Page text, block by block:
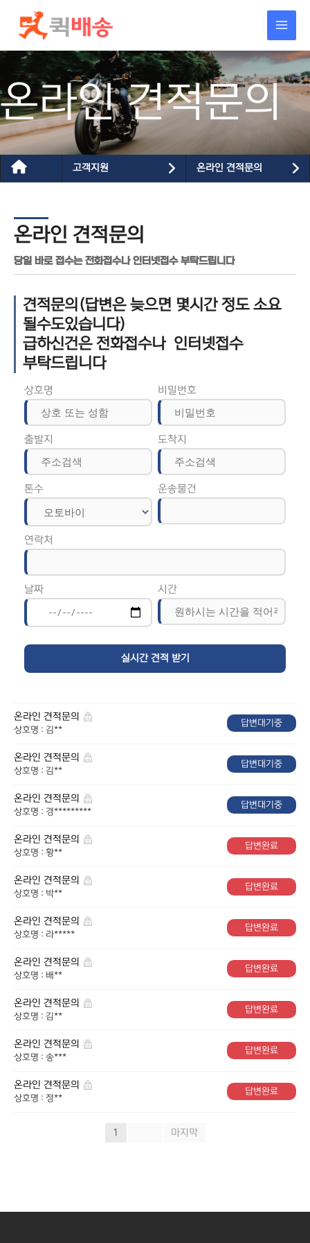
건너뛰기
온라인 견적문의
고객지원 온라인 견적문의
온라인 견적문의
당일 바로 접수는 전화접수나 인터넷접수 부탁드립니다
견적문의(답변은 늦으면 몇시간 정도 소요
될수도있습니다)
급하신건은 전화접수나 인터넷접수
부탁드립니다
상호명 비밀번호
출발지 도착지
톤수 운송물건
연락처
날짜 시간
온라인 견적문의
상호명 : 김**
답변대기중
온라인 견적문의
상호명 : 김**
답변대기중
온라인 견적문의
상호명 : 경*********
답변대기중
온라인 견적문의
상호명 : 황**
답변완료
온라인 견적문의
상호명 : 박**
답변완료
온라인 견적문의
상호명 : 라*****
답변완료
온라인 견적문의
상호명 : 배**
답변완료
온라인 견적문의
상호명 : 김**
답변완료
온라인 견적문의
상호명 : 송***
답변완료
온라인 견적문의
상호명 : 정**
답변완료
1 마지막